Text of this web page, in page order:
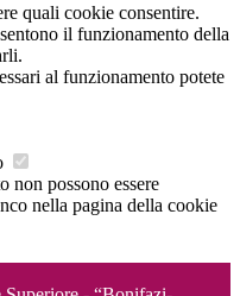
quali cookie consentire.
il funzionamento della
al funzionamento potete
non possono essere
nella pagina della cookie